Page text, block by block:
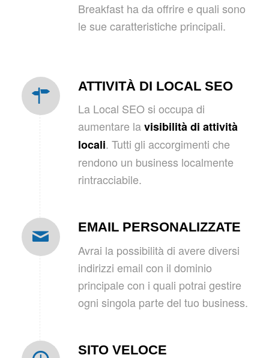
Breakfast ha da offrire e quali sono
le sue caratteristiche principali.
ATTIVITÀ DI LOCAL SEO
La Local SEO si occupa di
aumentare lavisibilità di attività
locali. Tutti gli accorgimenti che
rendono un business localmente
rintracciabile.
EMAIL PERSONALIZZATE
Avrai la possibilità di avere diversi
indirizzi email con il dominio
principale con i quali potrai gestire
ogni singola parte del tuo business.
SITO VELOCE